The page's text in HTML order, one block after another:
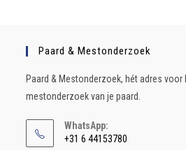
Paard & Mestonderzoek
Paard & Mestonderzoek, hét adres
mestonderzoek van je paard.
WhatsApp:
+31 6 44153780